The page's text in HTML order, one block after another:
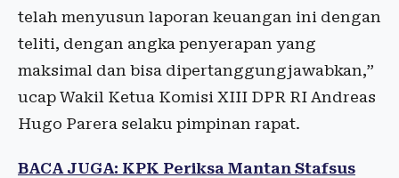
telah menyusun laporan keuangan ini dengan
teliti, dengan angka penyerapan yang
maksimal dan bisa dipertanggungjawabkan,”
ucap Wakil Ketua Komisi XIII DPR RI Andreas
Hugo Parera selaku pimpinan rapat.
BACA JUGA: KPK Periksa Mantan Stafsus